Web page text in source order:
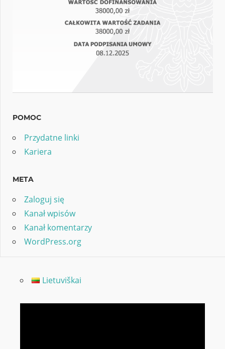
POMOC
Przydatne linki
Kariera
META
Zaloguj się
Kanał wpisów
Kanał komentarzy
WordPress.org
Lietuviškai